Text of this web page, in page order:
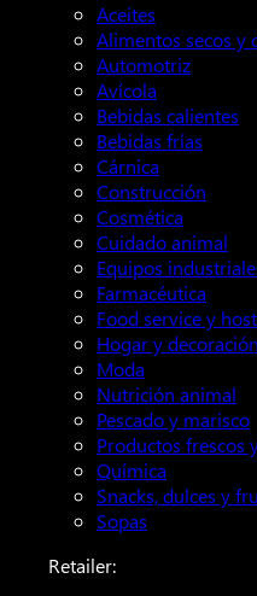
Aceites
Alimentos secos y
Automotriz
Avícola
Bebidas calientes
Bebidas frías
Cárnica
Construcción
Cosmética
Cuidado animal
Equipos
Farmacéutica
Food service y
Hogar y decoración
Moda
Nutrición animal
Pescado y marisco
Productos frescos
Química
Snacks, dulces y
Sopas
Retailer: